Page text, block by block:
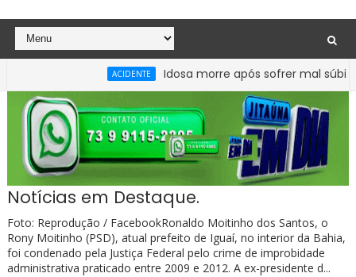
Idosa morre após sofrer mal súbito no
Notícias em Destaque.
Foto: Reprodução / FacebookRonaldo Moitinho dos Santos, o
Rony Moitinho (PSD), atual prefeito de Iguaí, no interior da Bahia,
foi condenado pela Justiça Federal pelo crime de improbidade
administrativa praticado entre 2009 e 2012. A ex-presidente d...